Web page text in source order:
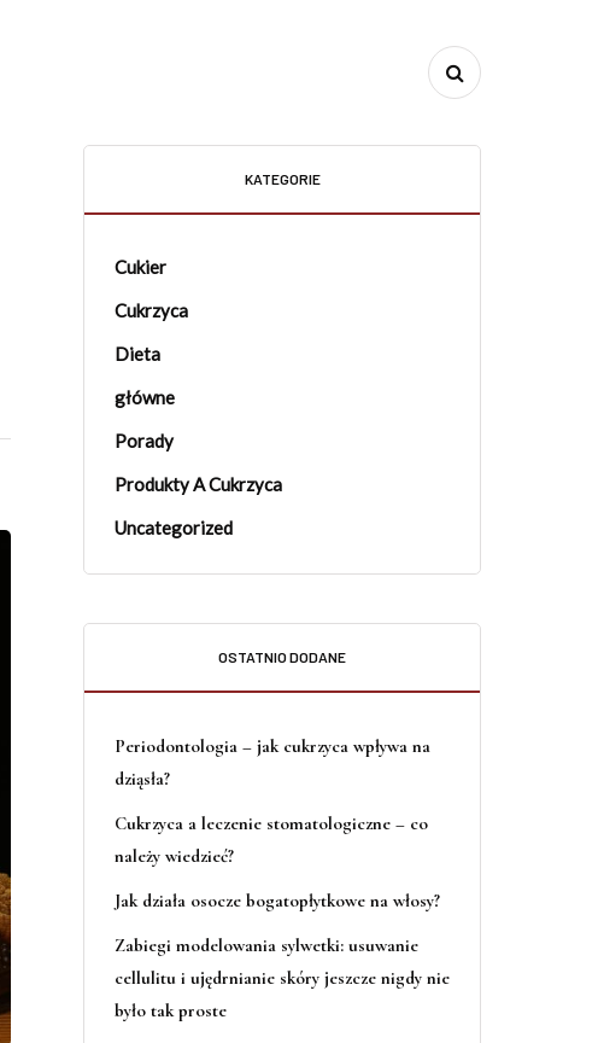
KATEGORIE
Cukier
Cukrzyca
Dieta
główne
Porady
Produkty A Cukrzyca
Uncategorized
OSTATNIO DODANE
Periodontologia – jak cukrzyca wpływa na
dziąsła?
Cukrzyca a leczenie stomatologiczne – co
należy wiedzieć?
Jak działa osocze bogatopłytkowe na włosy?
Zabiegi modelowania sylwetki: usuwanie
cellulitu i ujędrnianie skóry jeszcze nigdy nie
było tak proste